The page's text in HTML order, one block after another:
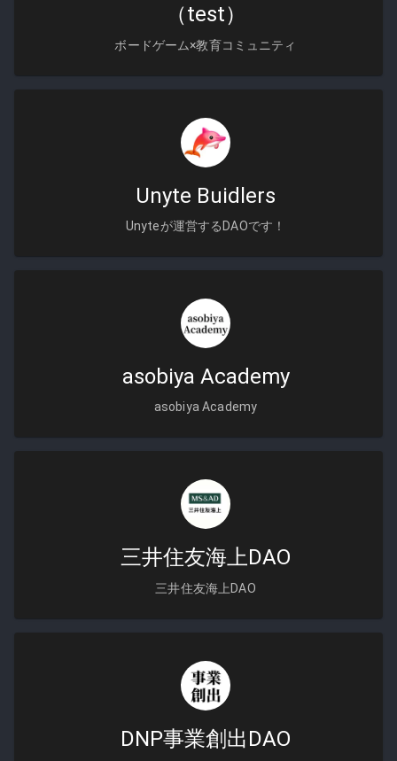
（test）
ボードゲーム×教育コミュニティ
Unyte Buidlers
Unyteが運営するDAOです！
asobiya Academy
asobiya Academy
三井住友海上DAO
三井住友海上DAO
DNP事業創出DAO